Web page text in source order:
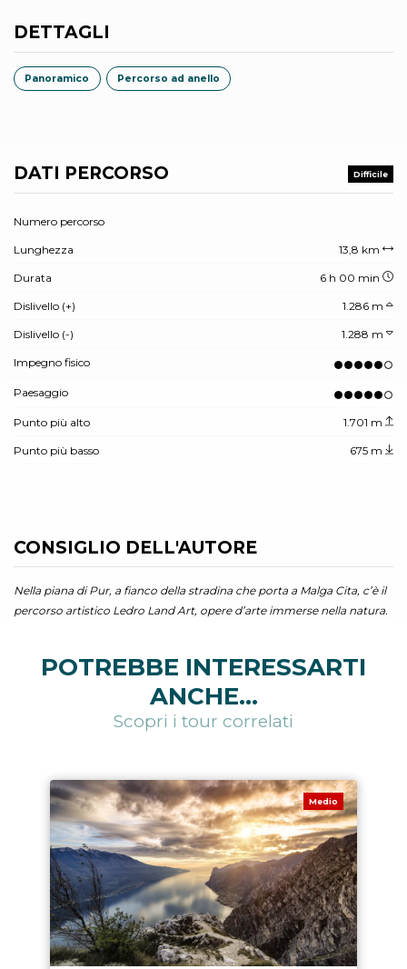
DETTAGLI
Panoramico Percorso ad anello
DATI PERCORSO Difficile
Numero percorso
Lunghezza 13,8 km
Durata 6 h 00 min
Dislivello (+) 1.286 m
Dislivello (-) 1.288 m
Impegno fisico
Paesaggio
Punto più alto 1.701 m
Punto più basso 675 m
CONSIGLIO DELL'AUTORE
Nella piana di Pur, a fianco della stradina che porta a Malga Cita, c’è il
percorso artistico Ledro Land Art, opere d’arte immerse nella natura.
POTREBBE INTERESSARTI
ANCHE...
Scopri i tour correlati
Medio